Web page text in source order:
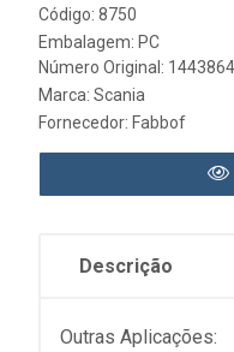
Código: 8750
Embalagem: PC
Número Original: 1443864
Marca: Scania
Fornecedor: Fabbof
Descrição
Outras Aplicações: